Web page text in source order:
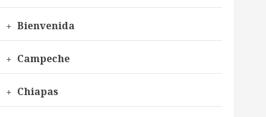
Bienvenida
Campeche
Chiapas